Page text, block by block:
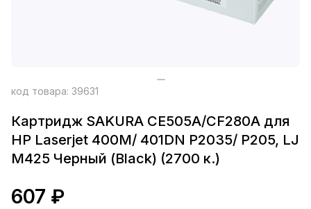
код товара: 39631
Картридж SAKURA CE505A/CF280A для
HP Laserjet 400M/ 401DN P2035/ P205, LJ
M425 Черный (Black) (2700 к.)
607 ₽